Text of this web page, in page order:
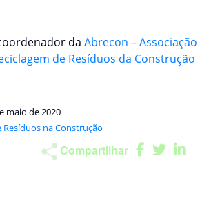
da Abrecon – Associação
de Resíduos da Construção
maio de 2020
Resíduos na Construção
Compartilhar